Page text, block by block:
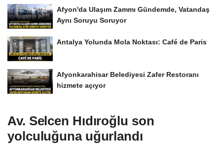
Afyon'da Ulaşım Zammı Gündemde, Vatandaş
Aynı Soruyu Soruyor
Antalya Yolunda Mola Noktası: Café de Paris
Afyonkarahisar Belediyesi Zafer Restoranı
hizmete açıyor
Av. Selcen Hıdıroğlu son
yolculuğuna uğurlandı